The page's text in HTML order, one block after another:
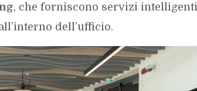
, che forniscono servizi intelligenti
dell’ufficio.